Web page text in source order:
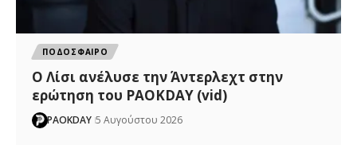
ΠΟΔΟΣΦΑΙΡΟ
Ο Λίσι ανέλυσε την Άντερλεχτ στην
ερώτηση του PAOKDAY (vid)
PAOKDAY 5 Αυγούστου 2026